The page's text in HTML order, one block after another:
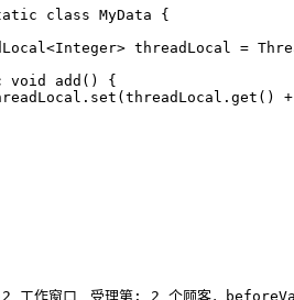
class MyData
{
threadLocal =
void add ()
{